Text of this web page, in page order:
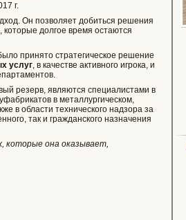
г.
Он позволяет добиться решения
которые долгое время остаются
принято стратегическое решение
услуг, в качестве активного игрока, и
резерв, являются специалистами в
в металлургическом,
в области технического надзора за
так и гражданского назначения
которые она оказывает,